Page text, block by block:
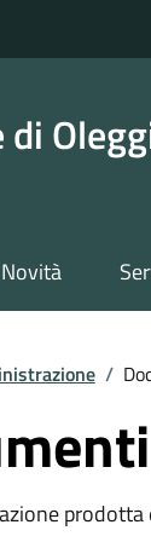
di
Novità
/